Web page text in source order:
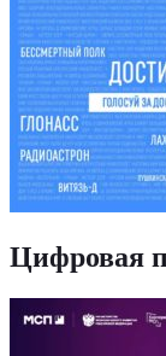
Цифровая